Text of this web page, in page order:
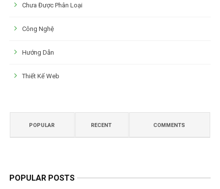
Chưa Được Phân Loại
Công Nghệ
Hướng Dẫn
Thiết Kế Web
POPULAR RECENT COMMENTS
POPULAR POSTS